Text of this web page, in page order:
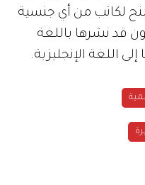
لكاتب من أي جنسية
قد نشرها باللغة
إلى اللغة الإنجليزية.